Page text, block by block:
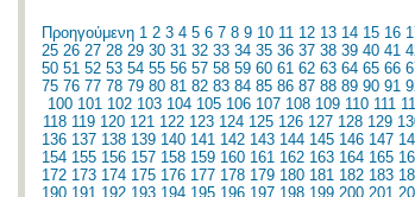
Προηγούμενη 1 2 3 4 5 6 7 8 9 10 11 12 13 14 15 16
25 26 27 28 29 30 31 32 33 34 35 36 37 38 39 40 41
50 51 52 53 54 55 56 57 58 59 60 61 62 63 64 65 66
75 76 77 78 79 80 81 82 83 84 85 86 87 88 89 90 91
100 101 102 103 104 105 106 107 108 109 110 111
118 119 120 121 122 123 124 125 126 127 128 129
136 137 138 139 140 141 142 143 144 145 146 147
154 155 156 157 158 159 160 161 162 163 164 165
172 173 174 175 176 177 178 179 180 181 182 183
190 191 192 193 194 195 196 197 198 199 200 201